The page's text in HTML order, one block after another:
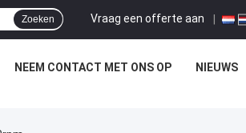
Vraag een offerte aan |
Zoeken
NEEM CONTACT MET ONS OP NIEUWS